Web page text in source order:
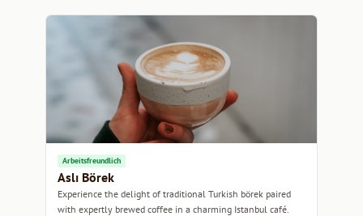
Arbeitsfreundlich
Aslı Börek
Experience the delight of traditional Turkish börek paired
with expertly brewed coffee in a charming Istanbul café.